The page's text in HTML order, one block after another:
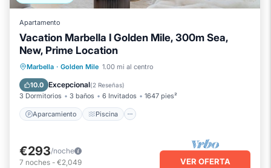
Apartamento
Vacation Marbella I Golden Mile, 300m Sea,
New, Prime Location
Marbella · Golden Mile 1.00 mi al centro
10.0 Excepcional(2 Reseñas)
3 Dormitorios 3 baños 6 Invitados 1647 pies²
Aparcamiento Piscina
Aparcamiento
Piscina
Balcón/Terraza
€293/noche
7 noches - €2,049 VER OFERTA